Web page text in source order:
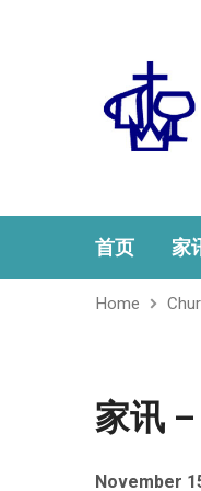
首页 家
Home
家讯
November